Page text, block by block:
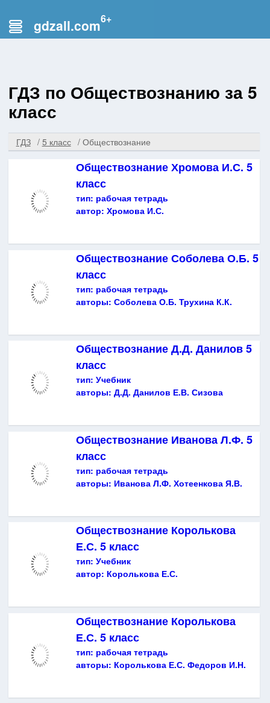
gdzall.com
ГДЗ по Обществознанию за 5
класс
ГДЗ 5 класс Обществознание
Обществознание Хромова И.С. 5
класс
тип: рабочая тетрадь
автор: Хромова И.С.
Обществознание Соболева О.Б. 5
класс
тип: рабочая тетрадь
авторы: Соболева О.Б. Трухина К.К.
Обществознание Д.Д. Данилов 5
класс
тип: Учебник
авторы: Д.Д. Данилов Е.В. Сизова
Обществознание Иванова Л.Ф. 5
класс
тип: рабочая тетрадь
авторы: Иванова Л.Ф. Хотеенкова Я.В.
Обществознание Королькова
Е.С. 5 класс
тип: Учебник
автор: Королькова Е.С.
Обществознание Королькова
Е.С. 5 класс
тип: рабочая тетрадь
авторы: Королькова Е.С. Федоров И.Н.